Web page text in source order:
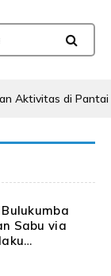
Zore, Bea
Sabu via